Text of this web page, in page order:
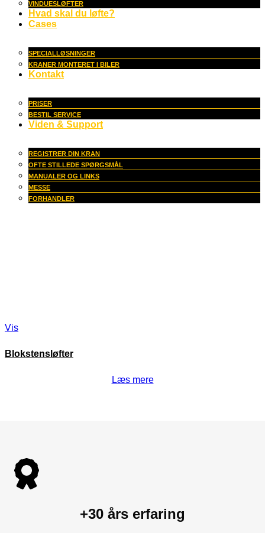
VINDUESLØFTER
Hvad skal du løfte?
Cases
SPECIALLØSNINGER
KRANER MONTERET I BILER
Kontakt
PRISER
BESTIL SERVICE
Viden & Support
REGISTRER DIN KRAN
OFTE STILLEDE SPØRGSMÅL
MANUALER OG LINKS
MESSE
FORHANDLER
Vis
Blokstensløfter
Læs mere
+30 års erfaring